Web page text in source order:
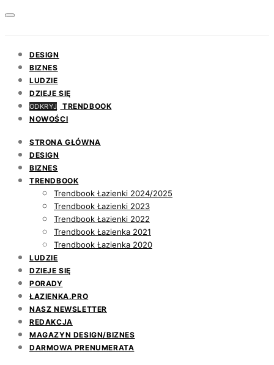
DESIGN
BIZNES
LUDZIE
DZIEJE SIĘ
ODKRYJ
TRENDBOOK
NOWOŚCI
STRONA GŁÓWNA
DESIGN
BIZNES
TRENDBOOK
Trendbook Łazienki 2024/2025
Trendbook Łazienki 2023
Trendbook Łazienki 2022
Trendbook Łazienka 2021
Trendbook Łazienka 2020
LUDZIE
DZIEJE SIĘ
PORADY
ŁAZIENKA.PRO
NASZ NEWSLETTER
REDAKCJA
MAGAZYN DESIGN/BIZNES
DARMOWA PRENUMERATA